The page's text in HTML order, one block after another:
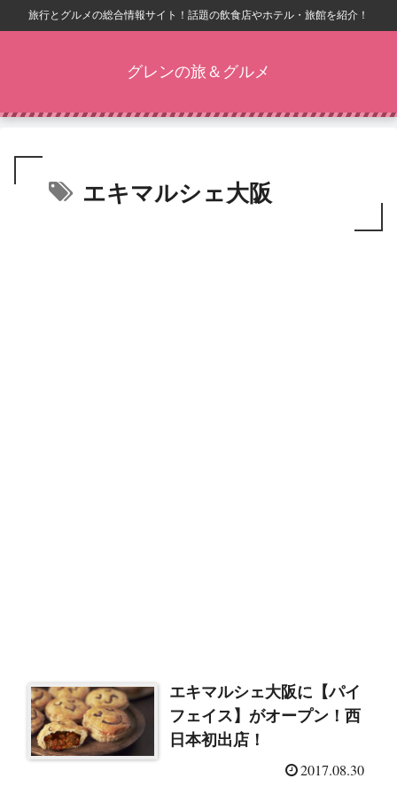
旅行とグルメの総合情報サイト！話題の飲食店やホテル・旅館を紹介！
グレンの旅＆グルメ
エキマルシェ大阪
エキマルシェ大阪に【パイ
フェイス】がオープン！西
日本初出店！
2017.08.30